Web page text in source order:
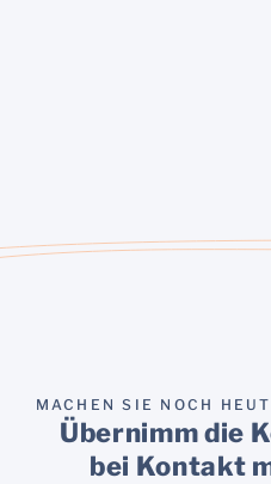
MACHEN SIE NOCH
Übernimm die
bei Kontakt